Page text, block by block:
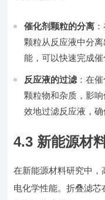
催化剂颗粒的分离
颗粒从反应液中分
能，可以快速完成催
反应液的过滤 ：在
颗粒物和杂质，影
效地过滤反应液，确
4.3 新能源材
在新能源材料研究中
电化学性能。折叠滤